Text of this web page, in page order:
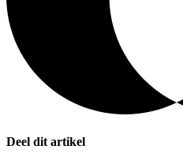
Deel dit artikel